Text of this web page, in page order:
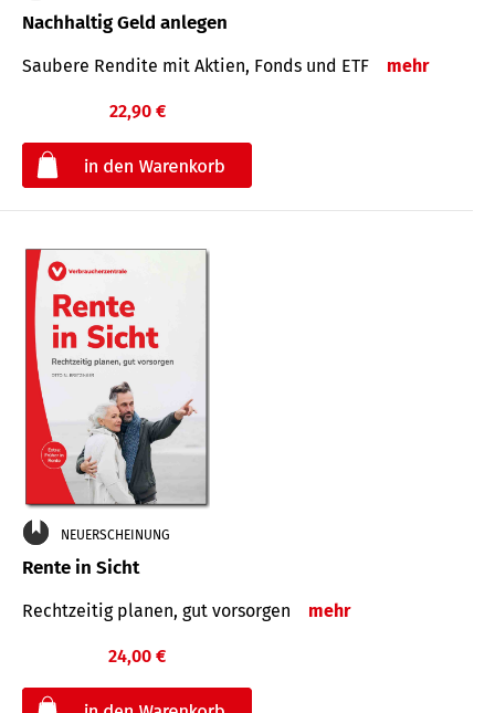
Nachhaltig Geld anlegen
Saubere Rendite mit Aktien, Fonds und ETF mehr
22,90 €
NEUERSCHEINUNG
Rente in Sicht
Rechtzeitig planen, gut vorsorgen mehr
24,00 €